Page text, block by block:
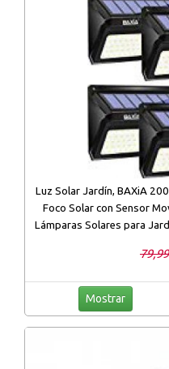
Luz Solar Jardín, BAXiA
Foco Solar con Sensor
Lámparas Solares para
Mostrar